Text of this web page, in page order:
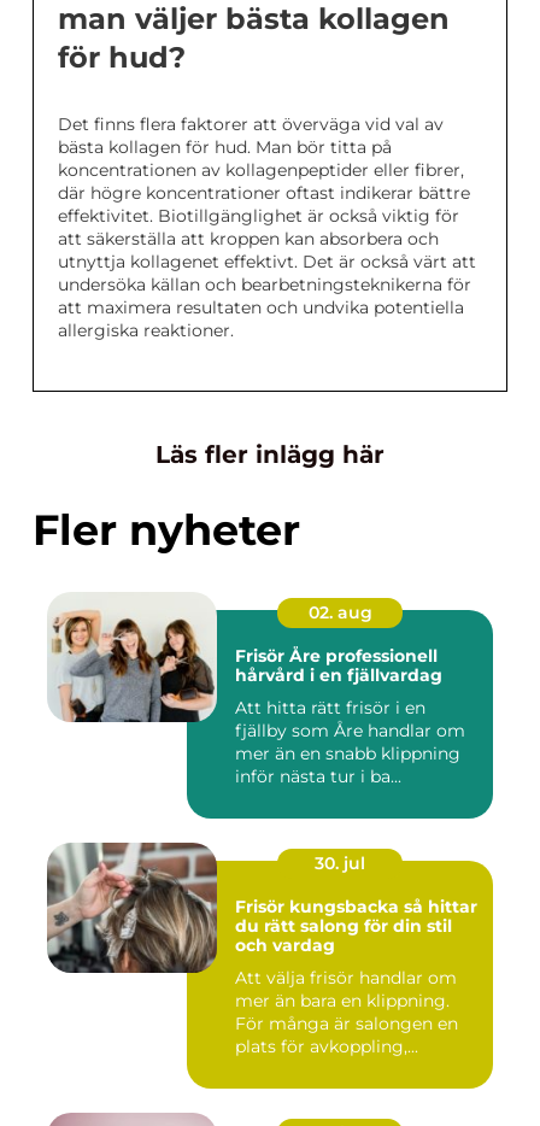
man väljer bästa kollagen
för hud?
Det finns flera faktorer att överväga vid val av
bästa kollagen för hud. Man bör titta på
koncentrationen av kollagenpeptider eller fibrer,
där högre koncentrationer oftast indikerar bättre
effektivitet. Biotillgänglighet är också viktig för
att säkerställa att kroppen kan absorbera och
utnyttja kollagenet effektivt. Det är också värt att
undersöka källan och bearbetningsteknikerna för
att maximera resultaten och undvika potentiella
allergiska reaktioner.
Läs fler inlägg här
Fler nyheter
02. aug
Frisör Åre professionell
hårvård i en fjällvardag
Att hitta rätt frisör i en
fjällby som Åre handlar om
mer än en snabb klippning
inför nästa tur i ba...
30. jul
Frisör kungsbacka så hittar
du rätt salong för din stil
och vardag
Att välja frisör handlar om
mer än bara en klippning.
För många är salongen en
plats för avkoppling,...